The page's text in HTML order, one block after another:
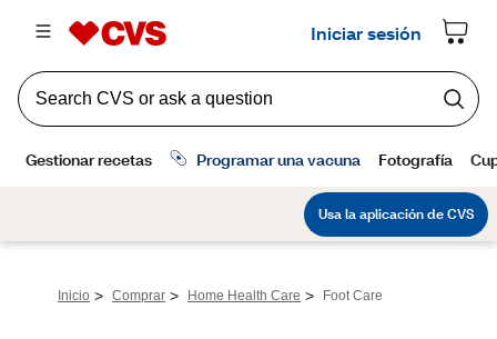
Inicio > Comprar > Home Health Care > Foot Care